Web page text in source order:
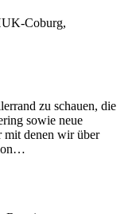
Coburg,
zu schauen, die
sowie neue
mit denen wir über